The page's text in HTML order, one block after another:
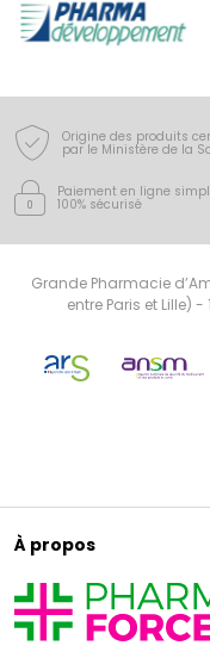
Origine des produits
par le Ministère de la
Paiement en ligne
100% sécurisé
Grande Pharmacie
entre Paris et Lille)
À propos